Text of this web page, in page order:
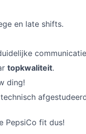
en late shifts.
topkwaliteit.
ding!
PepsiCo fit dus!